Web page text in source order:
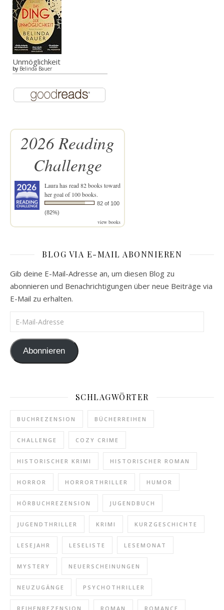
Unmöglichkeit
by Belinda Bauer
2026 Reading
Challenge
Laurahas read 82 books toward
her goal of 100 books.
82 of 100
(82%)
view books
BLOG VIA E-MAIL ABONNIEREN
Gib deine E-Mail-Adresse an, um diesen Blog zu
abonnieren und Benachrichtigungen über neue Beiträge via
E-Mail zu erhalten.
E-Mail-Adresse
Abonnieren
SCHLAGWÖRTER
BUCHREZENSION BÜCHERREIHEN
CHALLENGE COZY CRIME
HISTORISCHER KRIMI HISTORISCHER ROMAN
HORROR HORRORTHRILLER HUMOR
HÖRBUCHREZENSION JUGENDBUCH
JUGENDTHRILLER KRIMI KURZGESCHICHTE
LESEJAHR LESELISTE LESEMONAT
MYSTERY NEUERSCHEINUNGEN
NEUZUGÄNGE PSYCHOTHRILLER
REIHENREZENSION ROMAN ROMANCE